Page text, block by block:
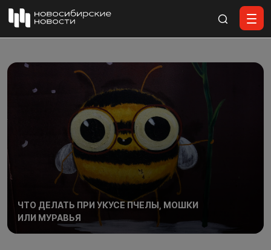
ЧТО ДЕЛАТЬ ПРИ УКУСЕ ПЧЕЛЫ, МОШКИ
ИЛИ МУРАВЬЯ